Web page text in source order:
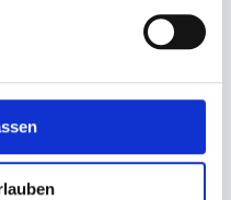
Serviette Spenderservietten
Zelltuch 2-lagig natur